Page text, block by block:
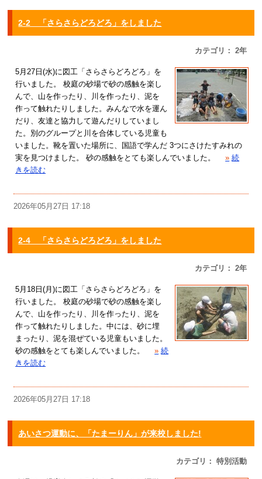
2-2 「さらさらどろどろ」をしました
カテゴリ： 2年
5月27日(水)に図工「さらさらどろどろ」を
行いました。 校庭の砂場で砂の感触を楽し
んで、山を作ったり、川を作ったり、泥を
作って触れたりしました。みんなで水を運ん
だり、友達と協力して遊んだりしていまし
た。別のグループと川を合体している児童も
いました。靴を置いた場所に、国語で学んだ 3つにさけたすみれの
実を見つけました。 砂の感触をとても楽しんでいました。
» 続
きを読む
2026年05月27日 17:18
2-4 「さらさらどろどろ」をしました
カテゴリ： 2年
5月18日(月)に図工「さらさらどろどろ」を
行いました。 校庭の砂場で砂の感触を楽し
んで、山を作ったり、川を作ったり、泥を
作って触れたりしました。中には、砂に埋
まったり、泥を混ぜている児童もいました。
砂の感触をとても楽しんでいました。
» 続
きを読む
2026年05月27日 17:18
あいさつ運動に、「たまーりん」が来校しました!
カテゴリ： 特別活動